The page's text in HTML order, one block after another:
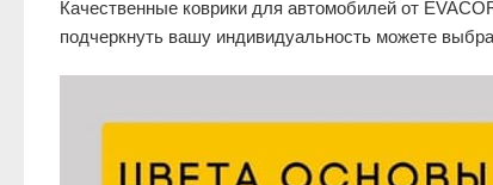
Качественные коврики для автомобилей от
подчеркнуть вашу индивидуальность можете